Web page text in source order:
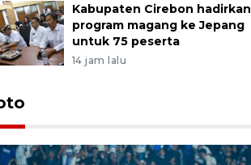
Kabupaten Cirebon hadirkan
program magang ke Jepang
untuk 75 peserta
14 jam lalu